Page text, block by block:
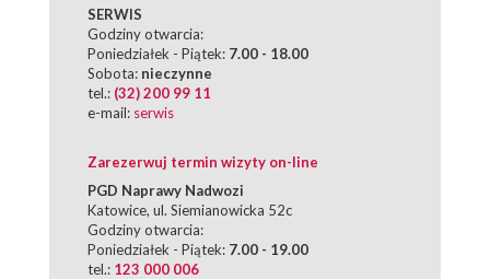
SERWIS
Godziny otwarcia:
Poniedziałek - Piątek: 7.00 - 18.00
Sobota: nieczynne
tel.: (32) 200 99 11
e-mail: serwis
Zarezerwuj termin wizyty on-line
PGD Naprawy Nadwozi
Katowice, ul. Siemianowicka 52c
Godziny otwarcia:
Poniedziałek - Piątek: 7.00 - 19.00
tel.: 123 000 006